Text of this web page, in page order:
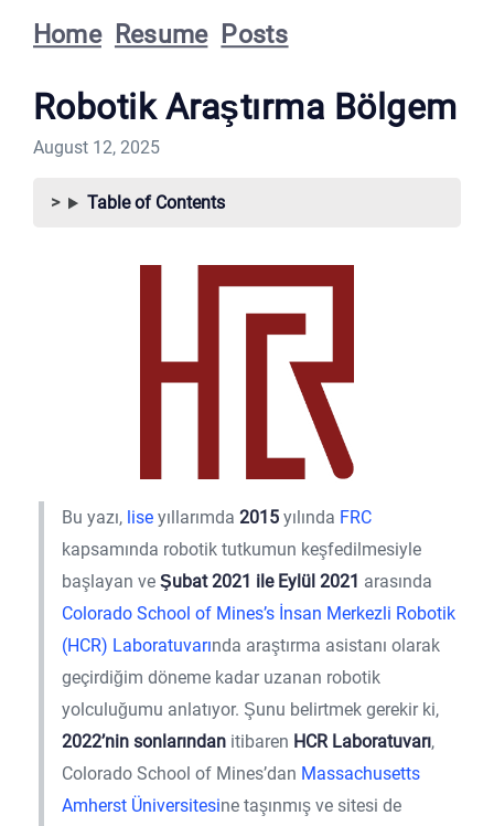
Home Resume Posts
Robotik Araştırma Bölgem
August 12, 2025
Table of Contents
Bu yazı, liseyıllarımda 2015yılında FRC
kapsamında robotik tutkumun keşfedilmesiyle
başlayan ve Şubat 2021 ile Eylül 2021 arasında
Colorado School of Mines’s İnsan Merkezli Robotik
(HCR) Laboratuvarında araştırma asistanı olarak
geçirdiğim döneme kadar uzanan robotik
yolculuğumu anlatıyor. Şunu belirtmek gerekir ki,
2022’nin sonlarındanitibaren HCR Laboratuvarı,
Colorado School of Mines’dan Massachusetts
Amherst Üniversitesine taşınmış ve sitesi de